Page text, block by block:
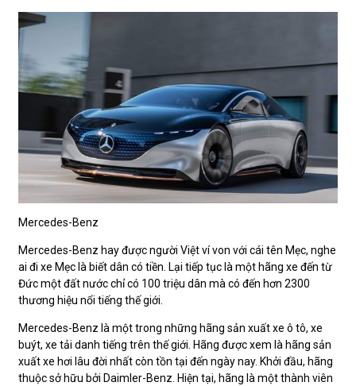
Mercedes-Benz
Mercedes-Benz hay được người Việt ví von với cái tên Mẹc, nghe
ai đi xe Mẹc là biết dân có tiền. Lại tiếp tục là một hãng xe đến từ
Đức một đất nước chỉ có 100 triệu dân mà có đến hơn 2300
thương hiệu nổi tiếng thế giới.
Mercedes-Benz là một trong những hãng sản xuất xe ô tô, xe
buýt, xe tải danh tiếng trên thế giới. Hãng được xem là hãng sản
xuất xe hơi lâu đời nhất còn tồn tại đến ngày nay. Khởi đầu, hãng
thuộc sở hữu bởi Daimler-Benz. Hiện tại, hãng là một thành viên